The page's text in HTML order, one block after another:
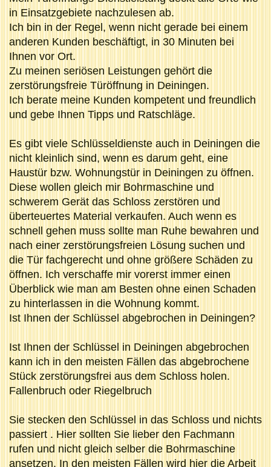
in Einsatzgebiete nachzulesen ab.
Ich bin in der Regel, wenn nicht gerade bei einem
anderen Kunden beschäftigt, in 30 Minuten bei
Ihnen vor Ort.
Zu meinen seriösen Leistungen gehört die
zerstörungsfreie Türöffnung in Deiningen.
Ich berate meine Kunden kompetent und freundlich
und gebe Ihnen Tipps und Ratschläge.
Es gibt viele Schlüsseldienste auch in Deiningen die
nicht kleinlich sind, wenn es darum geht, eine
Haustür bzw. Wohnungstür in Deiningen zu öffnen.
Diese wollen gleich mir Bohrmaschine und
schwerem Gerät das Schloss zerstören und
überteuertes Material verkaufen. Auch wenn es
schnell gehen muss sollte man Ruhe bewahren und
nach einer zerstörungsfreien Lösung suchen und
die Tür fachgerecht und ohne größere Schäden zu
öffnen. Ich verschaffe mir vorerst immer einen
Überblick wie man am Besten ohne einen Schaden
zu hinterlassen in die Wohnung kommt.
Ist Ihnen der Schlüssel abgebrochen in Deiningen?
Ist Ihnen der Schlüssel in Deiningen abgebrochen
kann ich in den meisten Fällen das abgebrochene
Stück zerstörungsfrei aus dem Schloss holen.
Fallenbruch oder Riegelbruch
Sie stecken den Schlüssel in das Schloss und nichts
passiert . Hier sollten Sie lieber den Fachmann
rufen und nicht gleich selber die Bohrmaschine
ansetzen. In den meisten Fällen wird hier die Arbeit